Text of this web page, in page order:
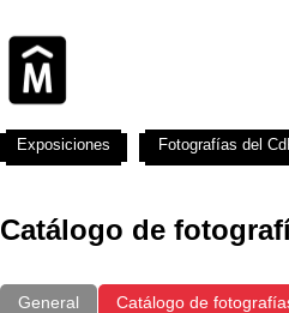
Catálogo de
General Catálogo de
Exposiciones Fotografías del